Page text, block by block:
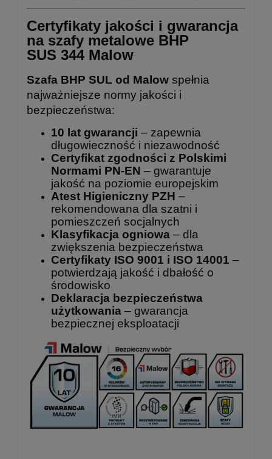
Certyfikaty jakości i gwarancja
na szafy metalowe BHP
SUS 344 Malow
Szafa BHP SUL od Malow spełnia
najważniejsze normy jakości i
bezpieczeństwa:
10 lat gwarancji – zapewnia
długowieczność i niezawodność
Certyfikat zgodności z Polskimi
Normami PN-EN – gwarantuje
jakość na poziomie europejskim
Atest Higieniczny PZH –
rekomendowana dla szatni i
pomieszczeń socjalnych
Klasyfikacja ogniowa – dla
zwiększenia bezpieczeństwa
Certyfikaty ISO 9001 i ISO 14001 –
potwierdzają jakość i dbałość o
środowisko
Deklaracja bezpieczeństwa
użytkowania – gwarancja
bezpiecznej eksploatacji